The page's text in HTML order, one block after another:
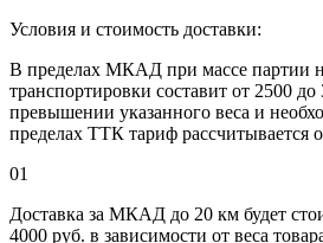
Условия и стоимость доставки:
В пределах МКАД при массе партии
транспортировки составит от 2500
превышении указанного веса и
пределах ТТК тариф рассчитывается
01
Доставка за МКАД до 20 км будет
4000 руб. в зависимости от веса